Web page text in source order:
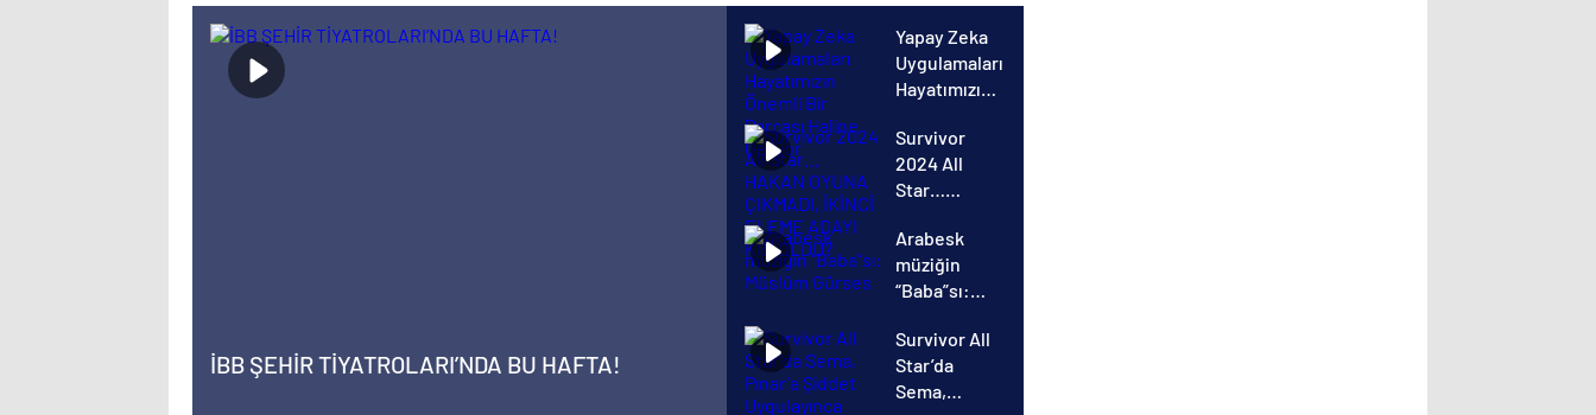
İBB ŞEHİR TİYATROLARI’NDA BU HAFTA!
Yapay Zeka
Uygulamaları
Hayatımızın
Parçası
Haline
Geliyor
Survivor
2024 All
Star…
OYUNA
ÇIKMADI,
İKİNCİ
ADAYI KİM
OLDU?
Arabesk
müziğin
“Baba”sı:
Gürses
Survivor All
Star’da
Sema,